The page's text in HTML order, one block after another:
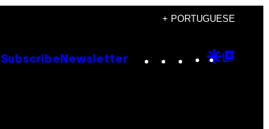
+ PORTUGUESE
Subscribe Newsletter Instagram
TikTok
YouTube
Google